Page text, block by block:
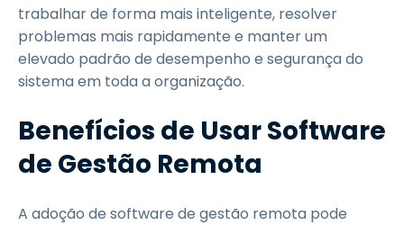
trabalhar de forma mais inteligente, resolver
problemas mais rapidamente e manter um
elevado padrão de desempenho e segurança do
sistema em toda a organização.
Benefícios de Usar Software
de Gestão Remota
A adoção de software de gestão remota pode